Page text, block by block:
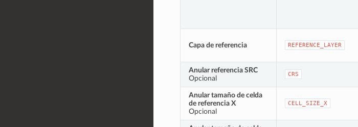
Capa de referencia REFERENCE_LAYER
Anular referencia SRC
Opcional
CRS
Anular tamaño de celda
de referencia X
Opcional
CELL_SIZE_X